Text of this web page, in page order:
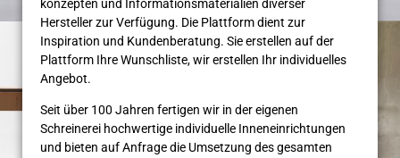
konzepten und Informations­materialien diverser
Hersteller zur Verfügung. Die Plattform dient zur
Inspiration und Kunden­beratung. Sie erstellen auf der
Plattform Ihre Wunsch­liste, wir erstellen Ihr individuelles
Angebot.
Seit über 100 Jahren fertigen wir in der eigenen
Schreinerei hochwertige individuelle Inneneinrichtungen
und bieten auf Anfrage die Umsetzung des gesamten